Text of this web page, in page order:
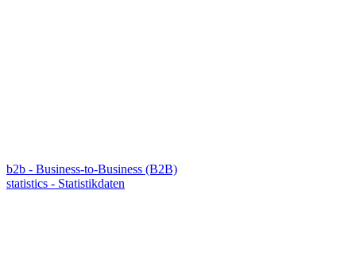
b2b - Business-to-Business (B2B)
statistics - Statistikdaten